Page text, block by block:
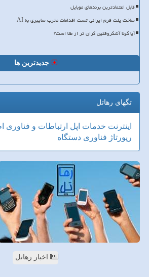
قابل اعتمادترین برندهای موبایل
ساخت پلت فرم ایرانی تست اقدامات مخرب سایبری به AI
آیا کولا آشکروفتین گران تر از طلا است؟
جدیدترین ها
تگهای رهاتل
اینترنت خدمات اپل ارتباطات و فناوری
رپورتاژ فناوری دستگاه
اخبار رهاتل